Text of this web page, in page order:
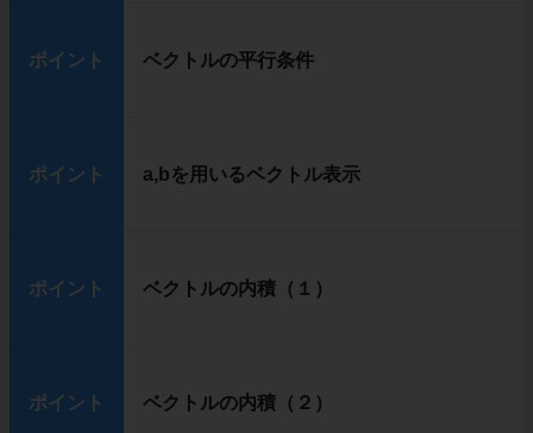
ポイント ベクトルの平行条件
ポイント a,bを用いるベクトル表示
ポイント ベクトルの内積（１）
ポイント ベクトルの内積（２）